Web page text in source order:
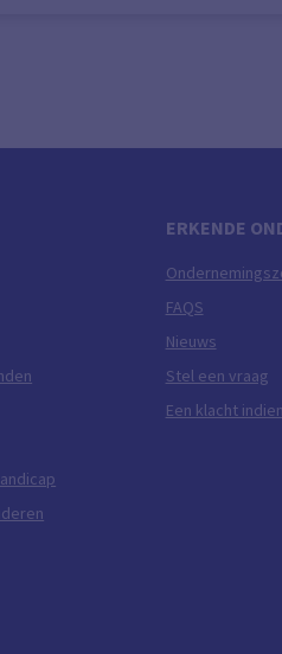
ERKENDE
FAQS
Nieuws
Stel een vraag
Een klacht